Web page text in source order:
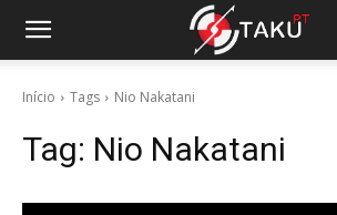
Início Tags Nio Nakatani
Tag: Nio Nakatani